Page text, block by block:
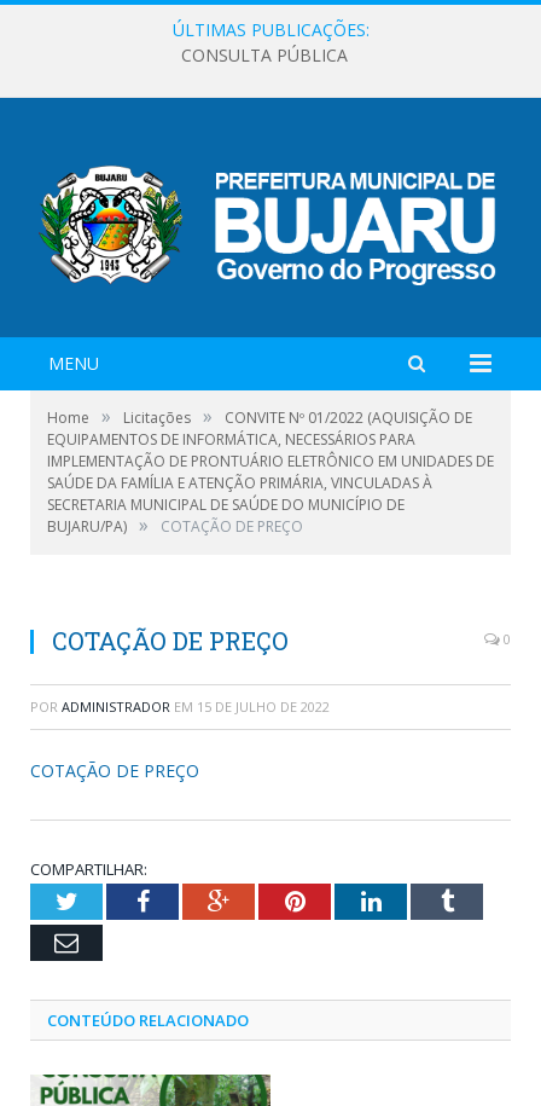
ÚLTIMAS PUBLICAÇÕES:
CONSULTA PÚBLICA
MENU
Home » Licitações »
CONVITE Nº 01/2022 (AQUISIÇÃO DE
EQUIPAMENTOS DE INFORMÁTICA, NECESSÁRIOS PARA
IMPLEMENTAÇÃO DE PRONTUÁRIO ELETRÔNICO EM UNIDADES DE
SAÚDE DA FAMÍLIA E ATENÇÃO PRIMÁRIA, VINCULADAS À
SECRETARIA MUNICIPAL DE SAÚDE DO MUNICÍPIO DE
BUJARU/PA) » COTAÇÃO DE PREÇO
COTAÇÃO DE PREÇO 0
POR ADMINISTRADOR EM 15 DE JULHO DE 2022
COTAÇÃO DE PREÇO
COMPARTILHAR:
TwitterFacebookGoogle+PinterestLinkedInTumblr
Email
CONTEÚDO RELACIONADO